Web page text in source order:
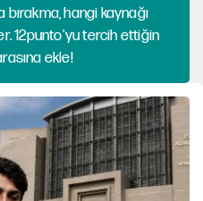
hangi kaynağı
12punto'yu tercih ettiğin
ekle!